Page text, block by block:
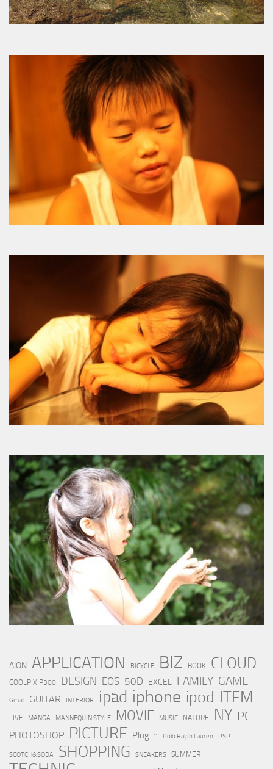
AION APPLICATION BICYCLE BIZ BOOK CLOUD
COOLPIX P300 DESIGN EOS-50D EXCEL FAMILY GAME
Gmail GUITAR INTERIOR ipad iphone ipod ITEM
LIVE MANGA MANNEQUIN STYLE MOVIE MUSIC NATURE NY PC
PHOTOSHOP PICTURE Plug in Polo Ralph Lauren PSP
SCOTCH&SODA SHOPPING SNEAKERS SUMMER